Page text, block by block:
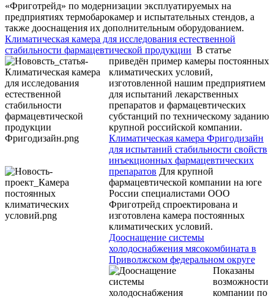
«Фриготрейд» по модернизации эксплуатируемых на
предприятиях термобарокамер и испытательных стендов, а
также дооснащения их дополнительным оборудованием.
Климатическая камера для исследования естественной
стабильности фармацевтической продукции В статье
приведён пример камеры постоянных
климатических условий,
изготовленной нашим предприятием
для испытаний лекарственных
препаратов и фармацевтических
субстанций по техническому заданию
крупной российской компании.
Климатическая камера Фригодизайн
для испытаний стабильности свойств
инъекционных фармацевтических
препаратов Для крупной
фармацевтической компании на юге
России специалистами ООО
Фриготрейд спроектирована и
изготовлена камера постоянных
климатических условий.
Дооснащение системы
холодоснабжения мясокомбината в
Приволжском федеральном округе
Показаны
возможности
компании по